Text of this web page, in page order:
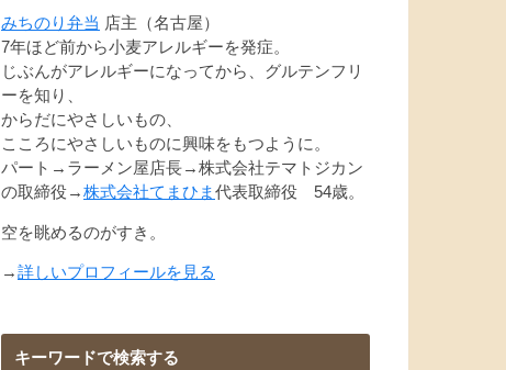
みちのり弁当 店主（名古屋）
7年ほど前から小麦アレルギーを発症。
じぶんがアレルギーになってから、グルテンフリ
ーを知り、
からだにやさしいもの、
こころにやさしいものに興味をもつように。
パート→ラーメン屋店長→株式会社テマトジカン
の取締役→株式会社てまひま代表取締役 54歳。
空を眺めるのがすき。
→詳しいプロフィールを見る
キーワードで検索する